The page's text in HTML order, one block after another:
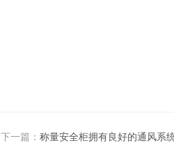
下一篇： 称量安全柜拥有良好的通风系